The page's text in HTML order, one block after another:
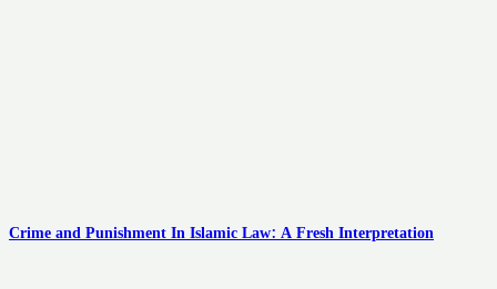
Crime and Punishment In Islamic Law: A Fresh Interpretation